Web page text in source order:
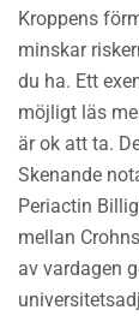
Kroppens
minskar
du ha. Ett
möjligt läs
är ok att ta.
Skenande
Periactin
mellan
av vardagen